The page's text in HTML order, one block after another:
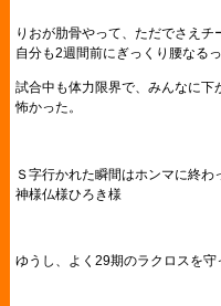
りおが肋骨やって、ただでさえチ
自分も2週間前にぎっくり腰なる
試合中も体力限界で、みんなに下
怖かった。
Ｓ字行かれた瞬間はホンマに終わ
神様仏様ひろき様
ゆうし、よく29期のラクロスを守